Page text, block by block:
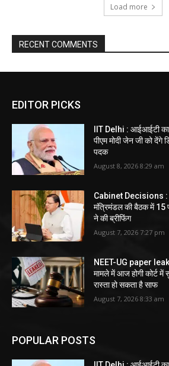
Load more
RECENT COMMENTS
EDITOR PICKS
IIT Delhi : आईआईटी का
पीएम मोदी जेन जी को देंगे
पदक
August 8, 2026 8:29 am
Cabinet Decisions :
मंत्रिमंडल की बैठक में 15
ने की ब्रीफिंग
August 7, 2026 7:27 pm
NEET-UG paper
मामले में आज होगी कोर्ट
रास्ता हो सकता है साफ
August 7, 2026 8:33 am
POPULAR POSTS